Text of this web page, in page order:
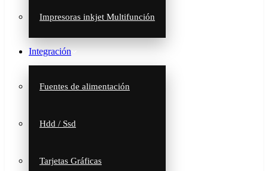
Impresoras inkjet Multifunción
Integración
Fuentes de alimentación
Hdd / Ssd
Tarjetas Gráficas